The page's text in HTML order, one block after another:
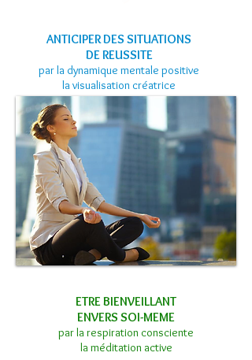
ANTICIPER DES SITUATIONS
DE REUSSITE
par la dynamique mentale positive
la visualisation créatrice
ETRE BIENVEILLANT
ENVERS SOI-MEME
par la respiration consciente
la méditation active